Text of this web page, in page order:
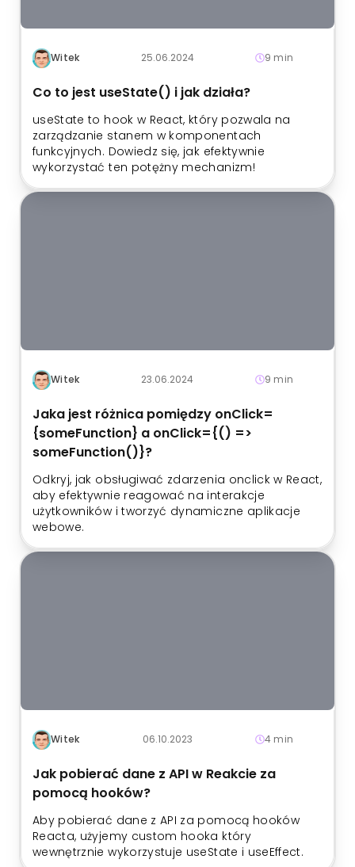
Witek 25.06.2024 9 min
Co to jest useState() i jak działa?
useState to hook w React, który pozwala na
zarządzanie stanem w komponentach
funkcyjnych. Dowiedz się, jak efektywnie
wykorzystać ten potężny mechanizm!
Witek 23.06.2024 9 min
Jaka jest różnica pomiędzy onClick=
{someFunction} a onClick={() =>
someFunction()}?
Odkryj, jak obsługiwać zdarzenia onclick w React,
aby efektywnie reagować na interakcje
użytkowników i tworzyć dynamiczne aplikacje
webowe.
Witek 06.10.2023 4 min
Jak pobierać dane z API w Reakcie za
pomocą hooków?
Aby pobierać dane z API za pomocą hooków
Reacta, użyjemy custom hooka który
wewnętrznie wykorzystuje useState i useEffect.